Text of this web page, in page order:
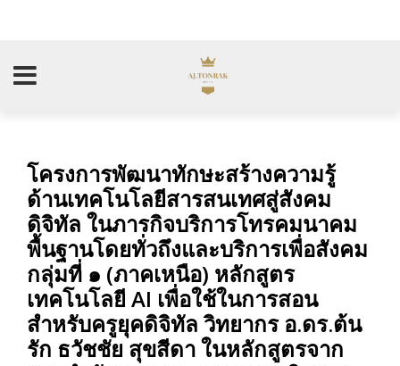
โครงการพัฒนาทักษะสร้างความรู้
ด้านเทคโนโลยีสารสนเทศสู่สังคม
ดิจิทัล ในภารกิจบริการโทรคมนาคม
พื้นฐานโดยทั่วถึงและบริการเพื่อสังคม
กลุ่มที่ ๑ (ภาคเหนือ) หลักสูตร
เทคโนโลยี AI เพื่อใช้ในการสอน
สำหรับครูยุคดิจิทัล วิทยากร อ.ดร.ต้น
รัก ธวัชชัย สุขสีดา ในหลักสูตรจาก